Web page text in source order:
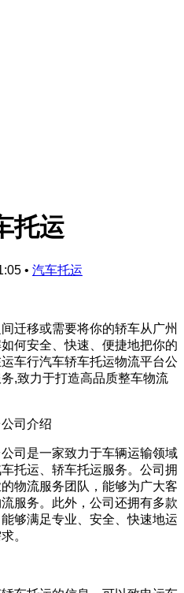
托运
• 汽车托运
迁移或需要将你的轿车从广州
何安全、快速、便捷地把你的
车行汽车轿车托运物流平台公
,致力于打造高品质整车物流
司介绍
司是一家致力于车辆运输领域
托运、轿车托运服务。公司拥
物流服务团队，能够为广大客
服务。此外，公司还拥有多款
够满足专业、安全、快速地运
。